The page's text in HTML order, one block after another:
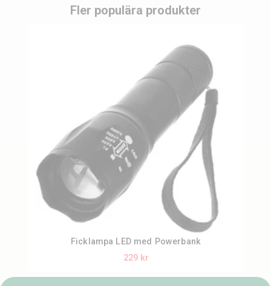
Fler populära produkter
Ficklampa LED med Powerbank
229 kr